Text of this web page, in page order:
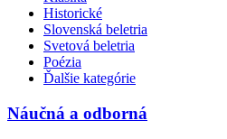
Historické
Slovenská beletria
Svetová beletria
Poézia
Ďalšie kategórie
Náučná a odborná